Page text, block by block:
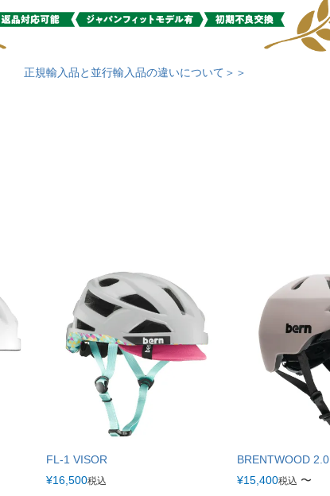
正規輸入品と並行輸入品の違いについて＞＞
FL-1 VISOR
¥16,500税込
BRENTWOOD 2.0
¥15,400税込 〜